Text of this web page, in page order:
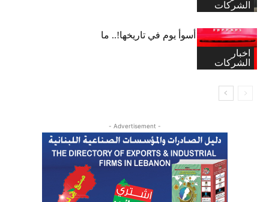
الشركات
اخبار
الشركات
“فيراري” تشهد أسوأ يوم في تاريخها!.. ما
القصة؟
- Advertisement -